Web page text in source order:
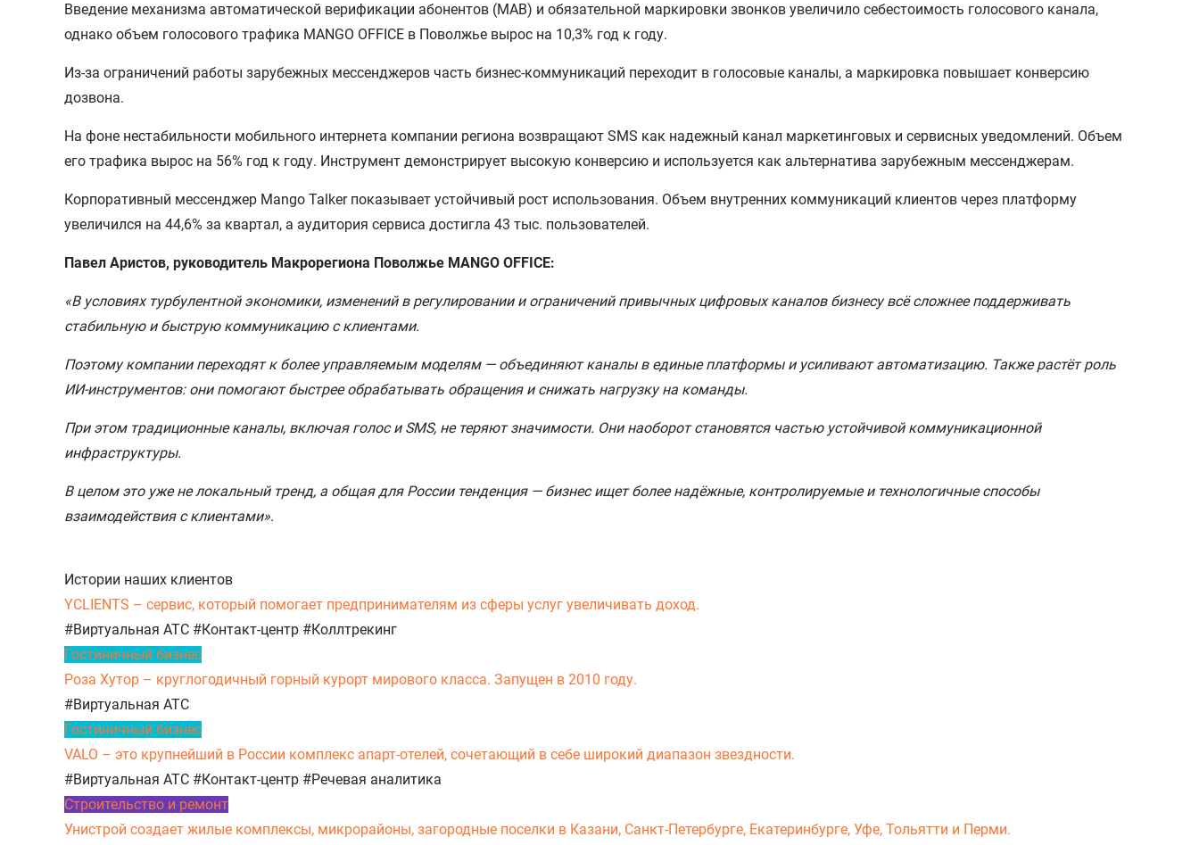
Введение механизма автоматической верификации абонентов (МАВ) и обязательной маркировки звонков увеличило себестоимость голосового канала,
однако объем голосового трафика MANGO OFFICE в Поволжье вырос на 10,3% год к году.
Из-за ограничений работы зарубежных мессенджеров часть бизнес-коммуникаций переходит в голосовые каналы, а маркировка повышает конверсию
дозвона.
На фоне нестабильности мобильного интернета компании региона возвращают SMS как надежный канал маркетинговых и сервисных уведомлений. Объем
его трафика вырос на 56% год к году. Инструмент демонстрирует высокую конверсию и используется как альтернатива зарубежным мессенджерам.
Корпоративный мессенджер Mango Talker показывает устойчивый рост использования. Объем внутренних коммуникаций клиентов через платформу
увеличился на 44,6% за квартал, а аудитория сервиса достигла 43 тыс. пользователей.
Павел Аристов, руководитель Макрорегиона Поволжье MANGO OFFICE:
«В условиях турбулентной экономики, изменений в регулировании и ограничений привычных цифровых каналов бизнесу всё сложнее поддерживать
стабильную и быструю коммуникацию с клиентами.
Поэтому компании переходят к более управляемым моделям — объединяют каналы в единые платформы и усиливают автоматизацию. Также растёт роль
ИИ-инструментов: они помогают быстрее обрабатывать обращения и снижать нагрузку на команды.
При этом традиционные каналы, включая голос и SMS, не теряют значимости. Они наоборот становятся частью устойчивой коммуникационной
инфраструктуры.
В целом это уже не локальный тренд, а общая для России тенденция — бизнес ищет более надёжные, контролируемые и технологичные способы
взаимодействия с клиентами».
Истории наших клиентов
YCLIENTS – сервис, который помогает предпринимателям из сферы услуг увеличивать доход.
#Виртуальная АТС #Контакт-центр #Коллтрекинг
Гостиничный бизнес
Роза Хутор – круглогодичный горный курорт мирового класса. Запущен в 2010 году.
#Виртуальная АТС
Гостиничный бизнес
VALO – это крупнейший в России комплекс апарт-отелей, сочетающий в себе широкий диапазон звездности.
#Виртуальная АТС #Контакт-центр #Речевая аналитика
Строительство и ремонт
Унистрой создает жилые комплексы, микрорайоны, загородные поселки в Казани, Санкт-Петербурге, Екатеринбурге, Уфе, Тольятти и Перми.